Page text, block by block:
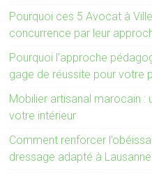
Pourquoi ces 5 Avocat à
concurrence par leur
Pourquoi l’approche
gage de réussite pour votre
Mobilier artisanal marocain :
votre intérieur
Comment renforcer
dressage adapté à